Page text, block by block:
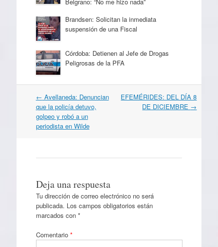
Brandsen: Solicitan la inmediata
suspensión de una Fiscal
Córdoba: Detienen al Jefe de Drogas
Peligrosas de la PFA
Navegación
por
artículos
← Avellaneda: Denuncian
que la policía detuvo,
golpeo y robó a un
periodista en Wilde
EFEMÉRIDES: DEL DÍA 8
DE DICIEMBRE →
Deja una respuesta
Tu dirección de correo electrónico no será
publicada. Los campos obligatorios están
marcados con *
Comentario *